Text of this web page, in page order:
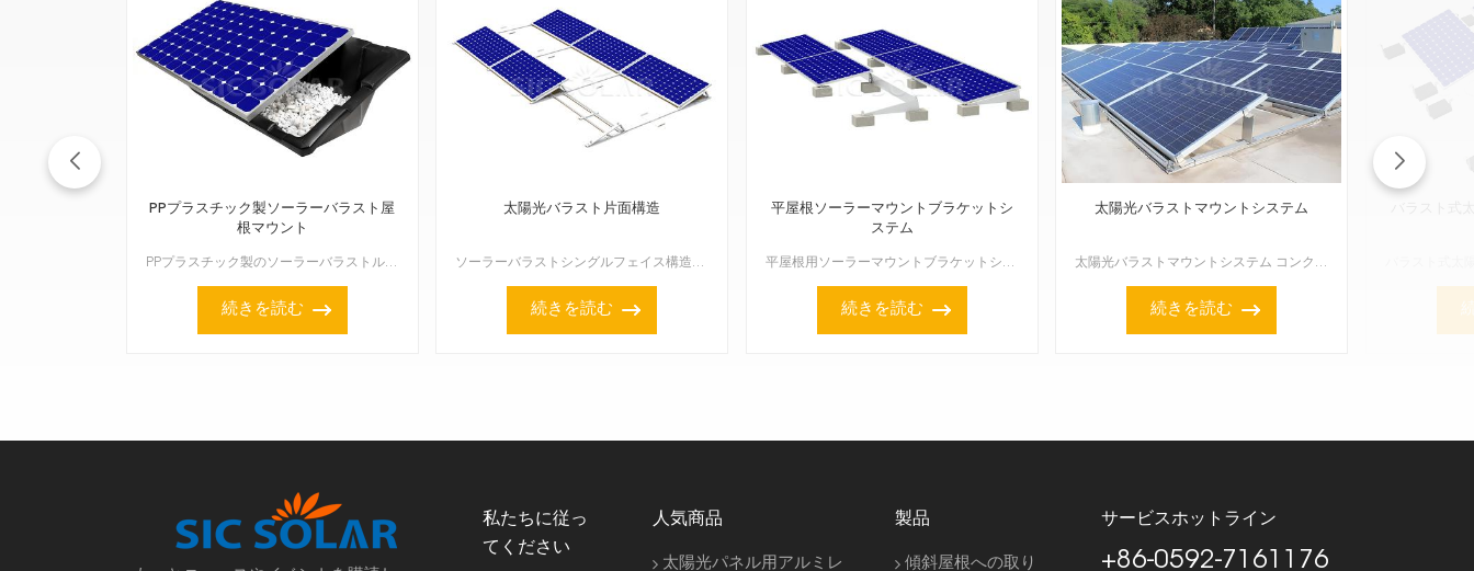
PPプラスチック製ソーラーバラスト屋
根マウント
PPプラスチック製のソーラーバラストルーフマウントは、軽量で丈夫、そしてシンプルな方法で平らな屋根にソーラーパネルを設置できます。コンクリートブロックなどの重りを固定するように作られているため、屋根に...
続きを読む
太陽光バラスト片面構造
ソーラーバラストシングルフェイス構造は、穴を開ける代わりに重りを使って平らな屋根や地面にソーラーパネルを固定する架台システムです。シングルフェイスとは、太陽光を最大限受けられるように、パネルが一方向（...
続きを読む
平屋根ソーラーマウントブラケットシ
ステム
平屋根用ソーラーマウントブラケットシステムは、平屋根にソーラーパネルを設置するために設計されており、安定した安全なプラットフォームを提供することで、発電量を最大化します。平屋根は太陽光発電設備を設置す...
続きを読む
太陽光バラストマウントシステム
太陽光バラストマウントシステム コンクリートブロックや土嚢などの重い
続きを読む
私たちに従っ
てください
人気商品
太陽光パネル用アルミレ
製品
傾斜屋根への取り
サービスホットライン
+86-0592-7161176